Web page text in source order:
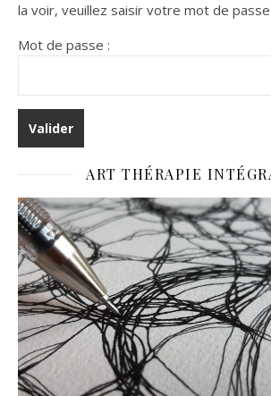
la voir, veuillez saisir votre mot de
Mot de passe :
ART THÉRAPIE